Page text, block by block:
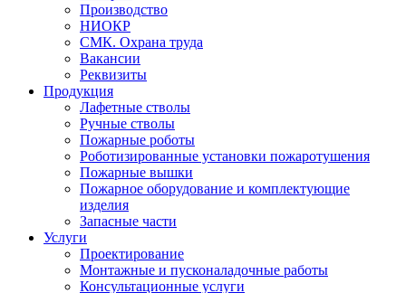
Производство
НИОКР
СМК. Охрана труда
Вакансии
Реквизиты
Продукция
Лафетные стволы
Ручные стволы
Пожарные роботы
Роботизированные установки пожаротушения
Пожарные вышки
Пожарное оборудование и комплектующие
изделия
Запасные части
Услуги
Проектирование
Монтажные и пусконаладочные работы
Консультационные услуги